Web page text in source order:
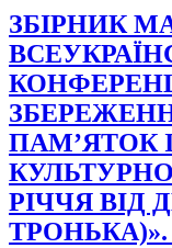
ЗБІРНИК
ПАМ’ЯТОК
РІЧЧЯ ВІД